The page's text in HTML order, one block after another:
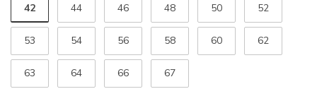
42 44 46 48 50 52
53 54 56 58 60 62
63 64 66 67